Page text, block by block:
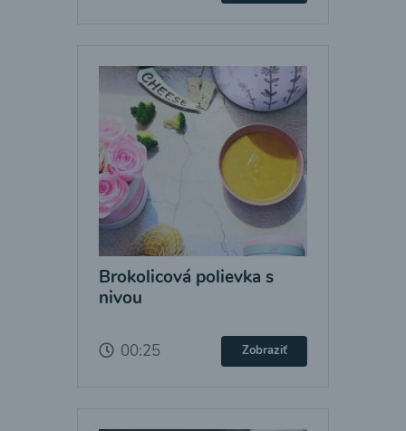
Brokolicová polievka s
nivou
00:25 Zobraziť